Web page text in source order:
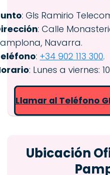
: Gls Ramirio
: Calle
Navarra.
: +34 902 113 300.
: Lunes a viernes:
Llamar al Teléfono
Ubicación